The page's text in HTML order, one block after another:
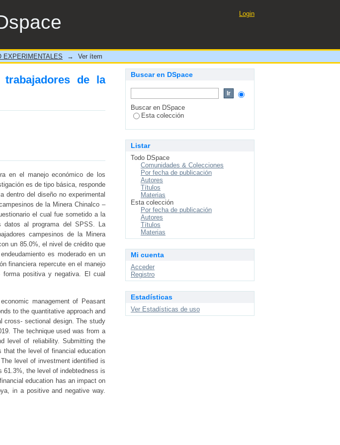
de la Minera Chinalco - La Oroya 2019
Login
EXPERIMENTALES → Ver ítem
de la
en el manejo económico de los
es de tipo básica, responde
dentro del diseño no experimental
de la Minera Chinalco –
el cual fue sometido a la
datos al programa del SPSS. La
campesinos de la Minera
un 85.0%, el nivel de crédito que
es moderado en un
financiera repercute en el manejo
forma positiva y negativa. El cual
management of Peasant
to the quantitative approach and
cross- sectional design. The study
The technique used was from a
level of reliability. Submitting the
that the level of financial education
level of investment identified is
the level of indebtedness is
education has an impact on
in a positive and negative way.
Buscar en DSpace
Buscar en DSpace
Esta colección
Listar
Todo DSpace
Comunidades & Colecciones
Por fecha de publicación
Autores
Títulos
Materias
Esta colección
Por fecha de publicación
Autores
Títulos
Materias
Mi cuenta
Acceder
Registro
Estadísticas
Ver Estadísticas de uso